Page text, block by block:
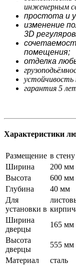
инженерным
простота и
изменение
3D
помещения;
отделка
устойчивость
гарантия 5
Характеристики
Размещение в стену
Ширина
200 мм
Высота
600 мм
Глубина
40 мм
Для
установки в
Ширина
дверцы
165 мм
Высота
дверцы
555 мм
Материал
сталь